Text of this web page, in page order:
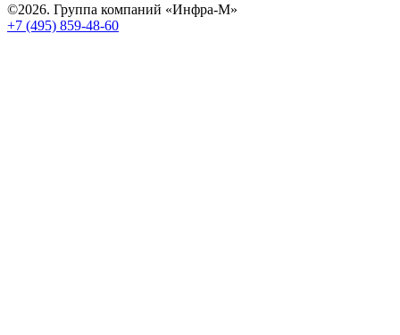
©2026. Группа компаний «Инфра-М»
+7 (495) 859-48-60